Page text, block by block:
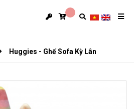
Huggies - Ghế Sofa Kỳ Lân